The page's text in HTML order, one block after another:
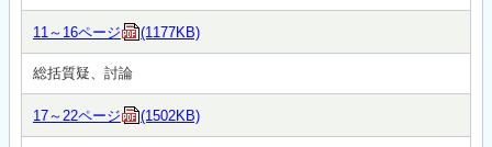
11～16ページ (1177KB)
総括質疑、討論
17～22ページ (1502KB)